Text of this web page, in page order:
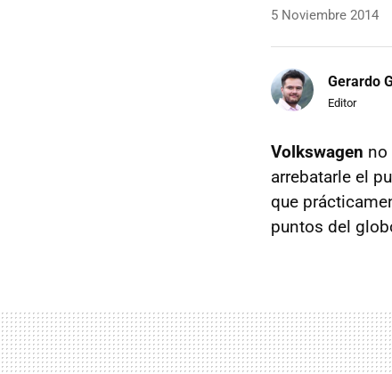
5 Noviembre 2014
Gerardo
Editor
Volkswagen no
arrebatarle el
que
puntos del